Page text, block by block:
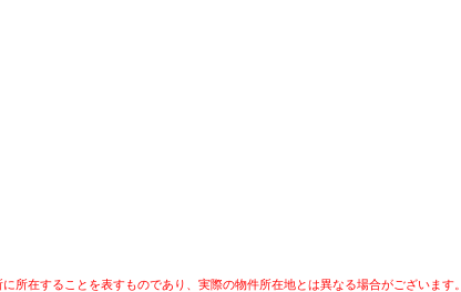
所在することを表すものであり、実際の物件所在地とは異なる場合がございます。